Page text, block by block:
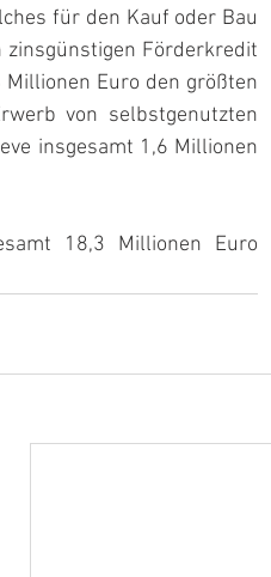
für den Kauf oder Bau
zinsgünstigen Förderkredit
Euro den größten
von selbstgenutzten
insgesamt 1,6 Millionen
18,3 Millionen Euro